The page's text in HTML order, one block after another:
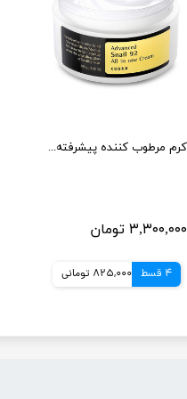
کرم مرطوب کننده پیشرفته حلزون کوزارکس حجم 100 میل
۳,۳۰۰,۰۰۰ تومان
4 قسط 825,000 تومانی